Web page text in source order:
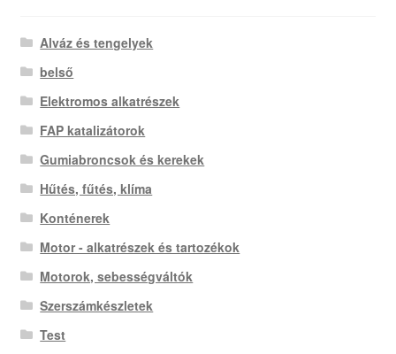
Alváz és tengelyek
belső
Elektromos alkatrészek
FAP katalizátorok
Gumiabroncsok és kerekek
Hűtés, fűtés, klíma
Konténerek
Motor - alkatrészek és tartozékok
Motorok, sebességváltók
Szerszámkészletek
Test